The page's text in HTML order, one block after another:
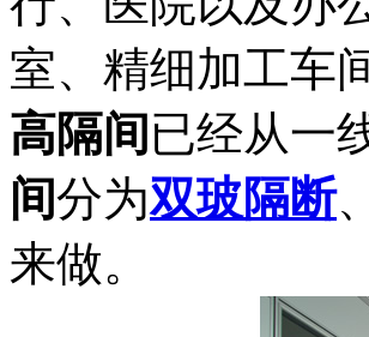
室、精细加工车
高隔间 已经从一
间分为双玻隔断、
来做。